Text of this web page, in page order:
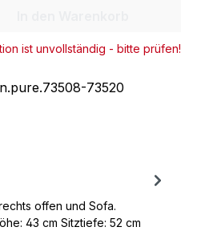
den
ist unvollständig - bitte prüfen!
73520
offen und Sofa.
43 cm Sitztiefe: 52 cm